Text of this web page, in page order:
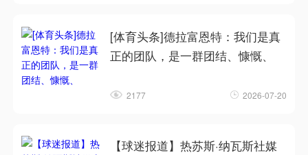
[体育头条]德拉富恩特：我们是真
正的团队，是一群团结、慷慨、
2177 2026-07-20
【球迷报道】热苏斯·纳瓦斯社媒